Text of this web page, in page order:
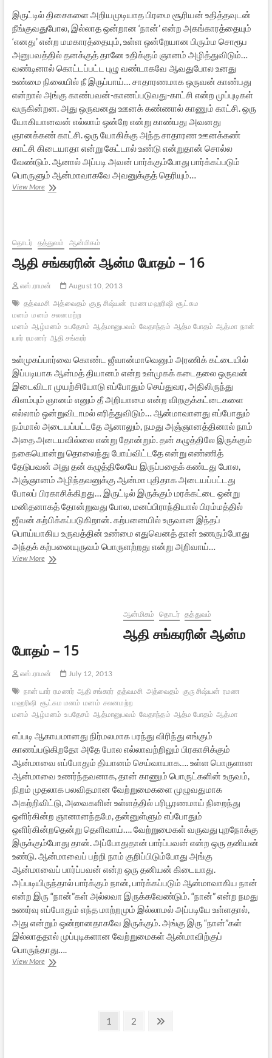
இருட்டில் திசைகளை அறியமுடியாத பிரமை சூரியன் உதித்தவுடன்
நீங்குவதுபோல, இல்லாத ஒன்றான ‘நான்’ என்ற அகங்காரத்தையும்
‘எனது’ என்ற மமகாரத்தையும், உள்ள ஒன்றேயான பிரும்ம சொரூப
அனுபவத்தில் தனக்குத் தானே உதிக்கும் ஞானம் அழித்துவிடும்…
வண்டினால் கொட்டப்பட்ட புழு வண்டாகவே ஆவதுபோல உனது
உண்மை நிலையில் நீ இருப்பாய்… சாதாரணமாக ஒருவன் காண்பது
என்றால் அங்கு காண்பவன்-காணப்படுவது-காட்சி என்ற முப்புடிகள்
வருகின்றன. அது ஒருவனது ஊனக் கண்ணால் காணும் காட்சி. ஒரு
யோகியானவன் எல்லாம் ஒன்றே என்று காண்பது அவனது
ஞானக்கண் காட்சி. ஒரு யோகிக்கு அந்த சாதாரண ஊனக்கண்
காட்சி கிடையாதா என்று கேட்டால் உண்டு என்றுதான் சொல்ல
வேண்டும். ஆனால் அப்படி அவன் பார்க்கும்போது பார்க்கப்படும்
பொருளும் ஆன்மாவாகவே அவனுக்குத் தெரியும்…
View Moreஆதி
17
தொடர் தத்துவம் ஆன்மிகம்
ஆதி சங்கரரின் ஆன்ம போதம் – 16
எஸ்.ராமன்
August 10, 2013
தத்வமசி அத்வைதம் குரு சிஷ்யன் ரமண மஹரிஷி சூட்சும
மனம் மனம் சலனமற்ற
மனம் ஆழ்மனம் உபதேசம் ஆத்மானுபவம் வேதாந்தம் ஆத்ம போதம் ஆத்மா நான்
யார் ரமணர் ஆதி சங்கரர்
உள்முகப்பார்வை கொண்ட ஜீவான்மாவெனும் அரணிக் கட்டையில்
இப்படியாக ஆன்மத் தியானம் என்ற உள்முகக் கடைதலை ஒருவன்
இடைவிடா முயற்சியோடு எப்போதும் செய்துவர, அதிலிருந்து
கிளம்பும் ஞானம் எனும் தீ அறியாமை என்ற விறகுக்கட்டைகளை
எல்லாம் ஒன்றுவிடாமல் எரித்துவிடும்… ஆன்மாவானது எப்போதும்
நம்மால் அடையப்பட்டதே ஆனாலும், நமது அஞ்ஞானத்தினால் நாம்
அதை அடையவில்லை என்று தோன்றும். தன் கழுத்திலே இருக்கும்
நகையொன்று தொலைந்து போய்விட்டதே என்று எண்ணித்
தேடுபவன் அது தன் கழுத்திலேயே இருப்பதைக் கண்டது போல,
அஞ்ஞானம் அழிந்தவனுக்கு ஆன்மா புதிதாக அடையப்பட்டது
போலப் பிரகாசிக்கிறது… இருட்டில் இருக்கும் மரக்கட்டை ஒன்று
மனிதனாகத் தோன்றுவது போல, மனப்பிராந்தியால் பிரம்மத்தில்
ஜீவன் கற்பிக்கப்படுகிறான். கற்பனையில் உருவான இந்தப்
பொய்யாகிய உருவத்தின் உண்மை எதுவெனத் தான் உணரும்போது
அந்தக் கற்பனையுருவம் பொருளற்றது என்று அறிவாய்…
View Moreஆதி
ஆன்மிகம் தொடர் தத்துவம்
ஆதி சங்கரரின் ஆன்ம
போதம் – 15
எஸ்.ராமன்
July 12, 2013
நான் யார் ரமணர் ஆதி சங்கரர் தத்வமசி அத்வைதம் குரு சிஷ்யன் ரமண
மஹரிஷி சூட்சும மனம் மனம் சலனமற்ற
மனம் ஆழ்மனம் உபதேசம் ஆத்மானுபவம் வேதாந்தம் ஆத்ம போதம் ஆத்மா
எப்படி ஆகாயமானது நிர்மலமாக பரந்து விரிந்து எங்கும்
காணப்படுகிறதோ அதே போல எல்லாவற்றிலும் பிரகாசிக்கும்
ஆன்மாவை எப்போதும் தியானம் செய்வாயாக…. உள்ள பொருளான
ஆன்மாவை உணர்ந்தவனாக, தான் காணும் பொருட்களின் உருவம்,
நிறம் முதலாக பலவிதமான வேற்றுமைகளை முழுவதுமாக
அகற்றிவிட்டு, அவைகளின் உள்ளத்தில் பரிபூரணமாய் நிறைந்து
ஒளிர்கின்ற ஞானானந்தமே, தன்னுள்ளும் எப்போதும்
ஒளிர்கின்றதென்று தெளிவாய்…. வேற்றுமைகள் வருவது புறநோக்கு
இருக்கும்போது தான். அப்போதுதான் பார்ப்பவன் என்ற ஒரு தனியன்
உண்டு. ஆன்மாவைப் பற்றி நாம் குறிப்பிடும்போது அங்கு
ஆன்மாவைப் பார்ப்பவன் என்ற ஒரு தனியன் கிடையாது.
அப்படியிருந்தால் பார்க்கும் நான், பார்க்கப்படும் ஆன்மாவாகிய நான்
என்ற இரு “நான்”கள் அல்லவா இருக்கவேண்டும். “நான்” என்ற நமது
உணர்வு எப்போதும் எந்த மாற்றமும் இல்லாமல் அப்படியே உள்ளதால்,
அது என்றும் ஒன்றானதாகவே இருக்கும். அங்கு இரு “நான்”கள்
இல்லாததால் முப்புடிகளான வேற்றுமைகள் ஆன்மாவிற்குப்
பொருந்தாது….
View Moreஆதி
Page
1 Page
2